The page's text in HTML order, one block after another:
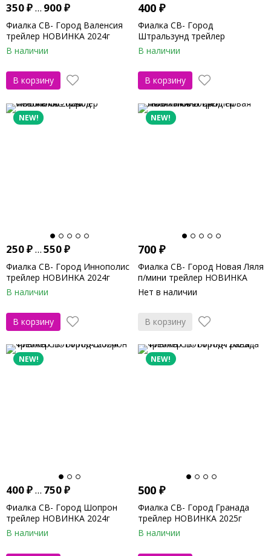
350₽... 900₽
Фиалка СВ- Город Валенсия
трейлер НОВИНКА 2024г
В наличии
В корзину
400₽
Фиалка СВ- Город
Штральзунд трейлер
НОВИНКА 2025г
В наличии
В корзину
NEW!
250₽...550₽
Фиалка СВ- Город Иннополис
трейлер НОВИНКА 2024г
В наличии
В корзину
NEW!
700₽
Фиалка СВ- Город Новая Ляля
п/мини трейлер НОВИНКА
2024г
Нет в наличии
В корзину
NEW!
400₽... 750₽
Фиалка СВ- Город Шопрон
трейлер НОВИНКА 2024г
В наличии
NEW!
500₽
Фиалка СВ- Город Гранада
трейлер НОВИНКА 2025г
В наличии